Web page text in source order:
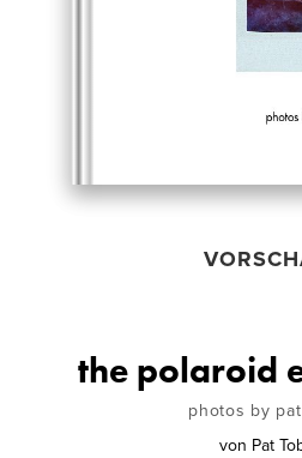
the polaroid
photos by
von Pat